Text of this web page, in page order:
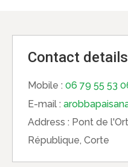
Contact details
Mobile : 06 79 55 53
E-mail :
Address : Pont de
République, Corte